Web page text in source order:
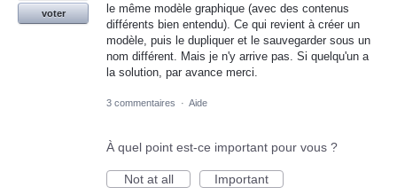
le même modèle graphique (avec des contenus
différents bien entendu). Ce qui revient à créer un
modèle, puis le dupliquer et le sauvegarder sous un
nom différent. Mais je n'y arrive pas. Si quelqu'un a
la solution, par avance merci.
voter
3 commentaires · Aide
À quel point est-ce important pour vous ?
Not at all Important